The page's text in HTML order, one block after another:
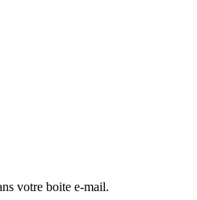
votre boite e-mail.